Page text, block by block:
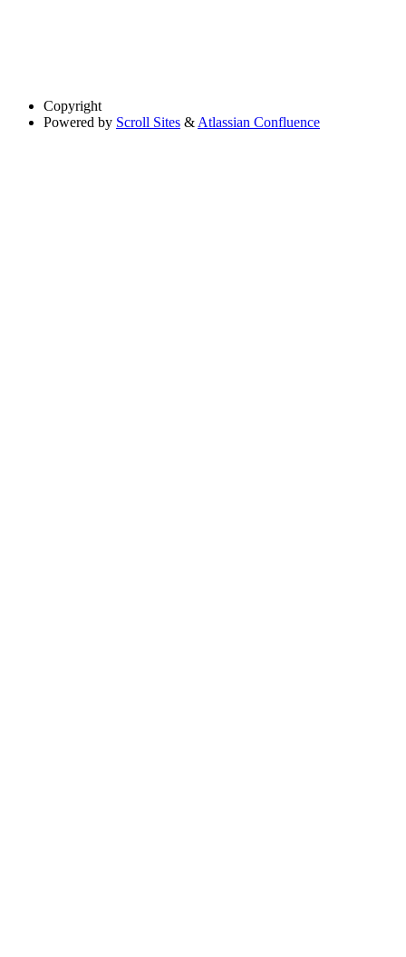
Copyright
Powered by Scroll Sites & Atlassian Confluence